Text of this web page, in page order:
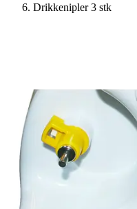
Drikkenipler 3 stk